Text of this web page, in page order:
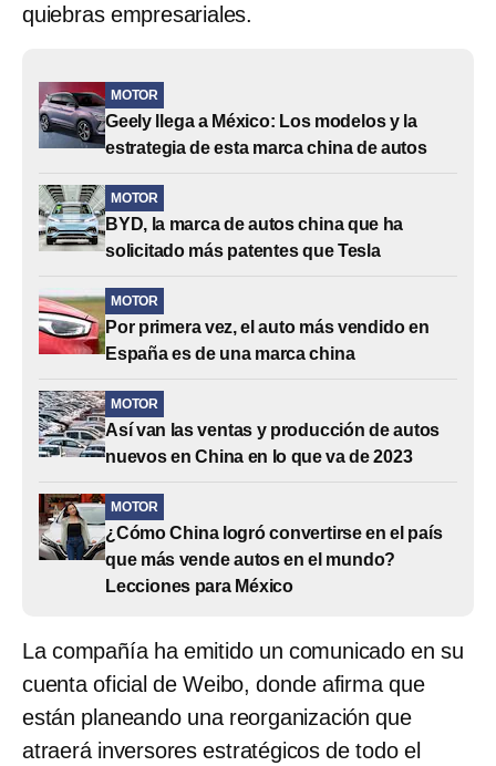
quiebras empresariales.
MOTOR
Geely llega a México: Los modelos y la
estrategia de esta marca china de autos
MOTOR
BYD, la marca de autos china que ha
solicitado más patentes que Tesla
MOTOR
Por primera vez, el auto más vendido en
España es de una marca china
MOTOR
Así van las ventas y producción de autos
nuevos en China en lo que va de 2023
MOTOR
¿Cómo China logró convertirse en el país
que más vende autos en el mundo?
Lecciones para México
La compañía ha emitido un comunicado en su
cuenta oficial de Weibo, donde afirma que
están planeando una reorganización que
atraerá inversores estratégicos de todo el